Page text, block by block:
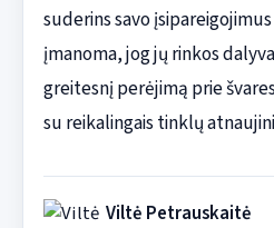
suderins savo
įmanoma, jog jų rinkos
greitesnį perėjimą prie
su reikalingais tinklų
Viltė Petrauskaitė